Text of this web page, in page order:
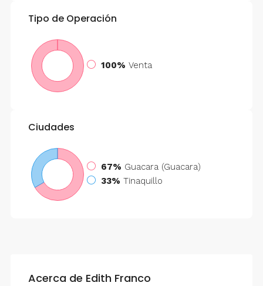
Tipo de Operación
100% Venta
Ciudades
67% Guacara (Guacara)
33% Tinaquillo
Acerca de Edith Franco